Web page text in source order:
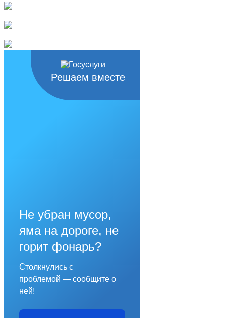
Решаем вместе
Не убран мусор,
яма на дороге, не
горит фонарь?
Столкнулись с
проблемой — сообщите о
ней!